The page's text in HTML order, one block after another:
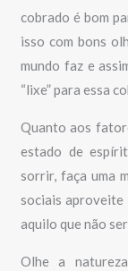
cobrado é bom
isso com bons
mundo faz e
“lixe” para essa
Quanto aos
estado de
sorrir, faça uma
sociais aproveite
aquilo que não
Olhe a